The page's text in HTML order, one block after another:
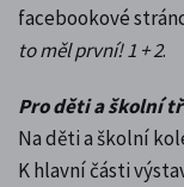
facebookové
to měl první! 1 + 2.
Pro děti a školní
Na děti a školní
K hlavní části